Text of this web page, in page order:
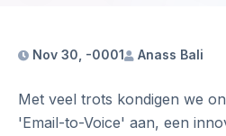
Nov 30, -0001 Anass Bali
Met veel trots kondigen we
'Email-to-Voice' aan, een